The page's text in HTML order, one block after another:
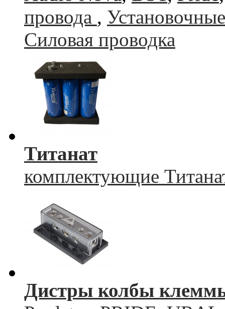
провода ,
Силовая проводка
Титанат
комплектующие
Дистры колбы